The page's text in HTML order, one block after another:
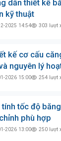
bị mòn trơ
khi băng tải
Việc thay
công
chỉ cung
mà còn
của từng hệ